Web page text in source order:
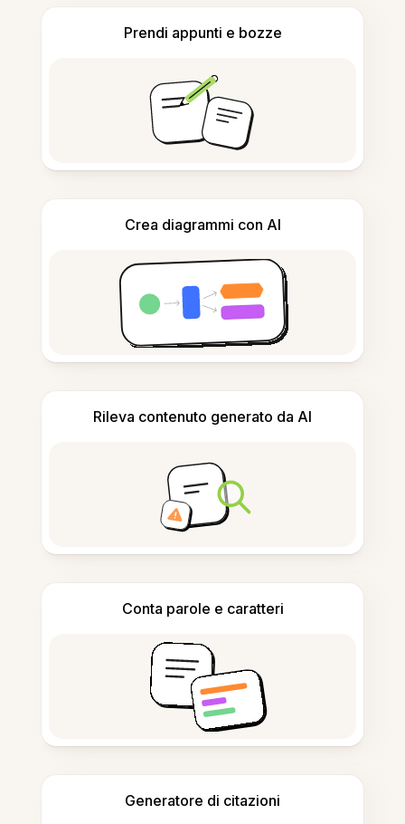
Prendi appunti e bozze
Crea diagrammi con AI
Rileva contenuto generato da AI
Conta parole e caratteri
Generatore di citazioni